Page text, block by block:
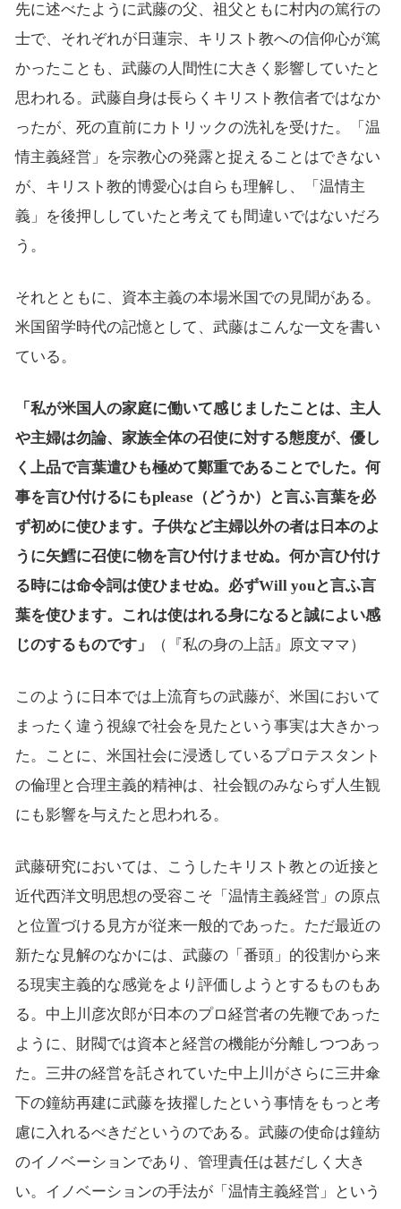
先に述べたように武藤の父、祖父ともに村内の篤行の
士で、それぞれが日蓮宗、キリスト教への信仰心が篤
かったことも、武藤の人間性に大きく影響していたと
思われる。武藤自身は長らくキリスト教信者ではなか
ったが、死の直前にカトリックの洗礼を受けた。「温
情主義経営」を宗教心の発露と捉えることはできない
が、キリスト教的博愛心は自らも理解し、「温情主
義」を後押ししていたと考えても間違いではないだろ
う。
それとともに、資本主義の本場米国での見聞がある。
米国留学時代の記憶として、武藤はこんな一文を書い
ている。
「私が米国人の家庭に働いて感じましたことは、主人
や主婦は勿論、家族全体の召使に対する態度が、優し
く上品で言葉遣ひも極めて鄭重であることでした。何
事を言ひ付けるにもplease（どうか）と言ふ言葉を必
ず初めに使ひます。子供など主婦以外の者は日本のよ
うに矢鱈に召使に物を言ひ付けませぬ。何か言ひ付け
る時には命令詞は使ひませぬ。必ずWill youと言ふ言
葉を使ひます。これは使はれる身になると誠によい感
じのするものです」
（『私の身の上話』原文ママ）
このように日本では上流育ちの武藤が、米国において
まったく違う視線で社会を見たという事実は大きかっ
た。ことに、米国社会に浸透しているプロテスタント
の倫理と合理主義的精神は、社会観のみならず人生観
にも影響を与えたと思われる。
武藤研究においては、こうしたキリスト教との近接と
近代西洋文明思想の受容こそ「温情主義経営」の原点
と位置づける見方が従来一般的であった。ただ最近の
新たな見解のなかには、武藤の「番頭」的役割から来
る現実主義的な感覚をより評価しようとするものもあ
る。中上川彦次郎が日本のプロ経営者の先鞭であった
ように、財閥では資本と経営の機能が分離しつつあっ
た。三井の経営を託されていた中上川がさらに三井傘
下の鐘紡再建に武藤を抜擢したという事情をもっと考
慮に入れるべきだというのである。武藤の使命は鐘紡
のイノベーションであり、管理責任は甚だしく大き
い。イノベーションの手法が「温情主義経営」という